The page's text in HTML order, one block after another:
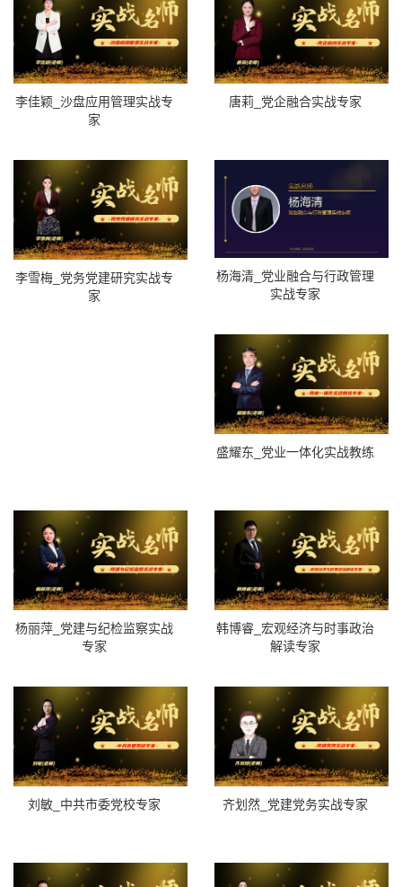
李佳颖_沙盘应用管理实战专
家
唐莉_党企融合实战专家
李雪梅_党务党建研究实战专
家
杨海清_党业融合与行政管理
实战专家
盛耀东_党业一体化实战教练
杨丽萍_党建与纪检监察实战
专家
韩博睿_宏观经济与时事政治
解读专家
刘敏_中共市委党校专家 齐划然_党建党务实战专家